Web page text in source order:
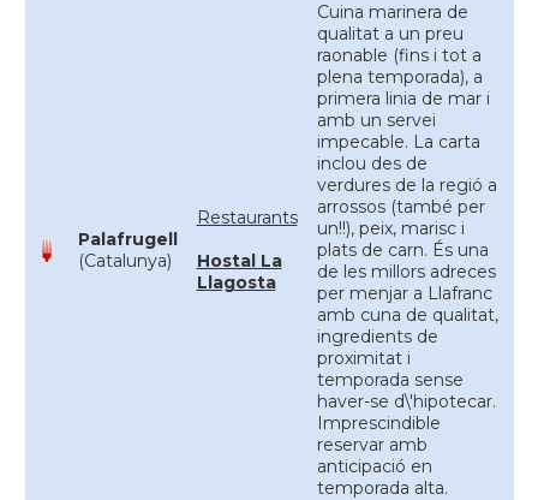
Palafrugell
(Catalunya)
Restaurants
Hostal La
Llagosta
Cuina marinera de
qualitat a un preu
raonable (fins i tot a
plena temporada), a
primera linia de mar i
amb un servei
impecable. La carta
inclou des de
verdures de la regió a
arrossos (també per
un!!), peix, marisc i
plats de carn. És una
de les millors adreces
per menjar a Llafranc
amb cuna de qualitat,
ingredients de
proximitat i
temporada sense
haver-se d\'hipotecar.
Imprescindible
reservar amb
anticipació en
temporada alta.